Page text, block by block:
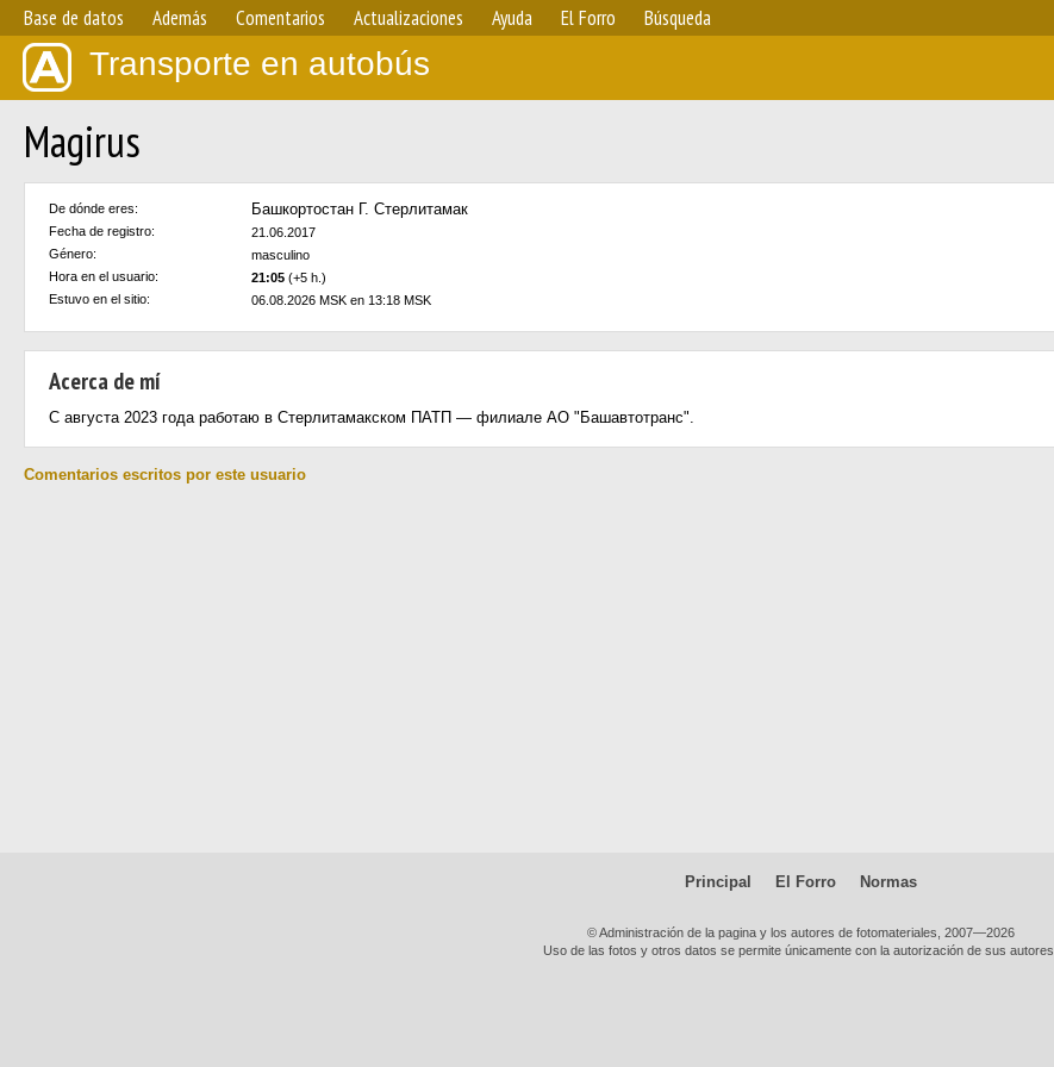
Base de datos Además Comentarios Actualizaciones Ayuda El Forro Búsqueda
Transporte en autobús
Magirus
De dónde eres: Башкортостан Г. Стерлитамак
Fecha de registro:
21.06.2017
Género:
masculino
Hora en el usuario:
21:05 (+5 h.)
Estuvo en el sitio:
06.08.2026 MSK en 13:18 MSK
Acerca de mí
С августа 2023 года работаю в Стерлитамакском ПАТП — филиале АО "Башавтотранс".
Comentarios escritos por este usuario
Principal El Forro Normas
© Administración de la pagina y los autores de fotomateriales, 2007—2026
Uso de las fotos y otros datos se permite únicamente con la autorización de sus autores.